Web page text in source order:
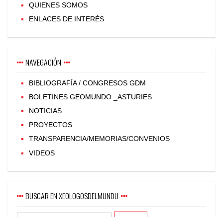
QUIENES SOMOS
ENLACES DE INTERÉS
NAVEGACIÓN
BIBLIOGRAFÍA / CONGRESOS GDM
BOLETINES GEOMUNDO _ASTURIES
NOTICIAS
PROYECTOS
TRANSPARENCIA/MEMORIAS/CONVENIOS
VIDEOS
BUSCAR EN XEOLOGOSDELMUNDU